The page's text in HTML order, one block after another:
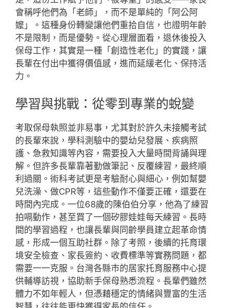
會稱呼他們為「老師」，而不是單純的「阿公阿
嬤」。這種身份轉變讓他們重拾自信，也證明年齡
不是限制，而是優勢。從心理層面看，退休後投入
保母工作，其實是一種「創造性老化」的實踐，讓
長輩在付出中獲得價值感，進而延緩老化、保持活
力。
學習與挑戰：從零到專業的蛻變
考取保母執照並非易事，尤其對於許久未接觸考試
的長輩來說，學科測驗中的嬰幼兒發展、疾病照
護、急救知識等內容，需要投入大量時間背誦與理
解。但許多長輩靠著勤做筆記、反覆練習，最終順
利過關。術科考試更是考驗耐心與細心，例如幫嬰
兒洗澡、做CPR等，這些動作不僅要正確，還要在
時間內完成。一位68歲的陳伯伯分享，他為了練習
拍嗝動作，甚至買了一個矽膠娃娃每天練習。長時
間的學習過程，也讓長輩與同齡學員建立起革命情
感，形成一個互助社群。除了考照，後續的托育環
境安全檢查、家長簽約、收費標準等實務問題，都
需要一一克服。台灣各縣市的居家托育服務中心提
供輔導訪視，協助新手保母熟悉流程。長輩們雖然
體力不如年輕人，但憑藉穩定的情緒與豐富的生活